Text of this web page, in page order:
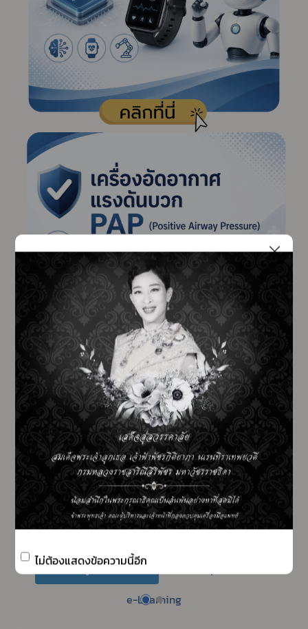
สื่อการเรียนรู้
คลิปวีดีโอ/ภาพอินโฟกราฟิกส์
สำหรับผู้ประกอบการ
e-Learning
Subscribe
เลือกหัวข้อที่ท่านต้องการ Subscribe
ข่าวประชาสัมพันธ์ทั่วไป
ไม่ต้องแสดงข้อความนี้อีก